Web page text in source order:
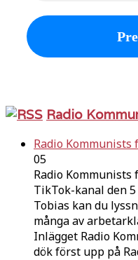
Radio
Radio
05
Radio Kommunists
TikTok-kanal den
Tobias kan du
många av
Inlägget Radio
dök först upp på